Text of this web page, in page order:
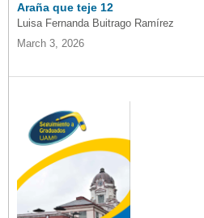
Araña que teje 12
Luisa Fernanda Buitrago Ramírez
March 3, 2026